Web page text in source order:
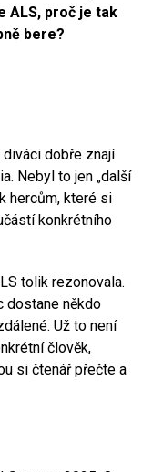
ALS, proč je tak
bere?
diváci dobře znají
Nebyl to jen „další
hercům, které si
konkrétního
tolik rezonovala.
dostane někdo
Už to není
člověk,
si čtenář přečte a